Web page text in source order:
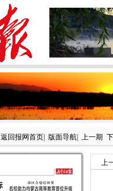
返回报网首页| 版面导航| 上一期
上